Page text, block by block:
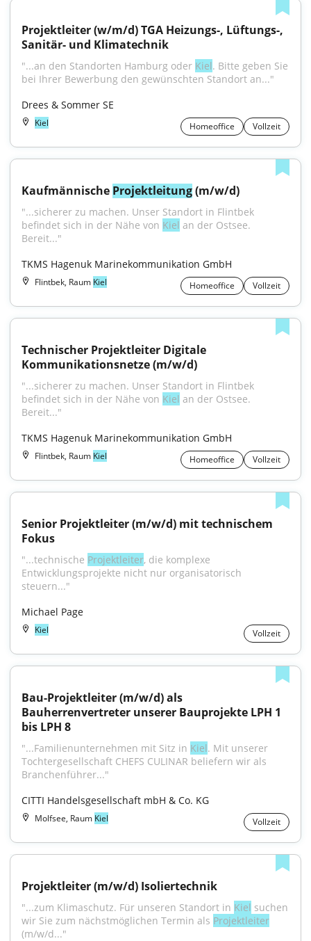
Projektleiter (w/m/d) TGA Heizungs-, Lüftungs-,
Sanitär- und Klimatechnik
"...an den Standorten Hamburg oder Kiel. Bitte geben Sie
bei Ihrer Bewerbung den gewünschten Standort an..."
Drees & Sommer SE
Kiel Homeoffice Vollzeit
Kaufmännische Projektleitung (m/w/d)
"...sicherer zu machen. Unser Standort in Flintbek
befindet sich in der Nähe von Kiel an der Ostsee.
Bereit..."
TKMS Hagenuk Marinekommunikation GmbH
Flintbek, Raum Kiel Homeoffice Vollzeit
Technischer Projektleiter Digitale
Kommunikationsnetze (m/w/d)
"...sicherer zu machen. Unser Standort in Flintbek
befindet sich in der Nähe von Kiel an der Ostsee.
Bereit..."
TKMS Hagenuk Marinekommunikation GmbH
Flintbek, Raum Kiel Homeoffice Vollzeit
Senior Projektleiter (m/w/d) mit technischem
Fokus
"...technische Projektleiter, die komplexe
Entwicklungsprojekte nicht nur organisatorisch
steuern..."
Michael Page
Kiel Vollzeit
Bau-Projektleiter (m/w/d) als
Bauherrenvertreter unserer Bauprojekte LPH 1
bis LPH 8
"...Familienunternehmen mit Sitz in Kiel. Mit unserer
Tochtergesellschaft CHEFS CULINAR beliefern wir als
Branchenführer..."
CITTI Handelsgesellschaft mbH & Co. KG
Molfsee, Raum Kiel Vollzeit
Projektleiter (m/w/d) Isoliertechnik
"...zum Klimaschutz. Für unseren Standort in Kiel suchen
wir Sie zum nächstmöglichen Termin als Projektleiter
(m/w/d..."